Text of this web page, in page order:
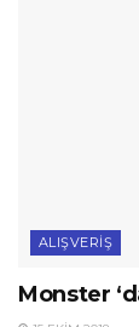
ALIŞVERIŞ
Monster